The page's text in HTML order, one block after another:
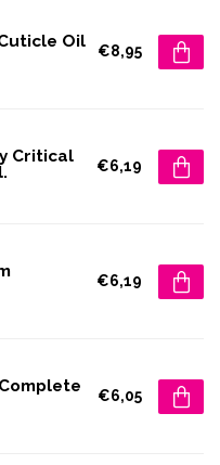
Oil
€8,95
Critical
€6,19
€6,19
Complete
€6,05